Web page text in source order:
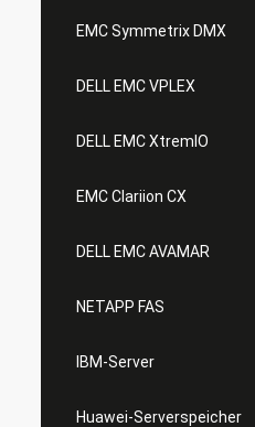
EMC Symmetrix DMX
DELL EMC VPLEX
DELL EMC XtremIO
EMC Clariion CX
DELL EMC AVAMAR
NETAPP FAS
IBM-Server
Huawei-Serverspeicher